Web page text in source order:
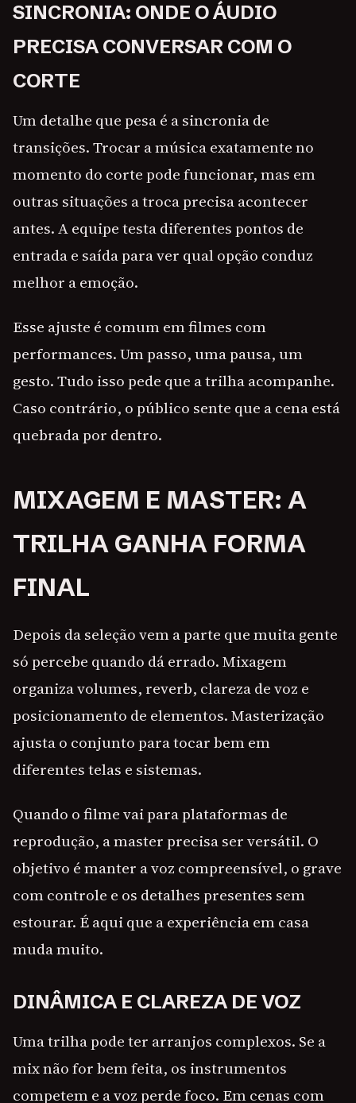
SINCRONIA: ONDE O ÁUDIO
PRECISA CONVERSAR COM O
CORTE
Um detalhe que pesa é a sincronia de
transições. Trocar a música exatamente no
momento do corte pode funcionar, mas em
outras situações a troca precisa acontecer
antes. A equipe testa diferentes pontos de
entrada e saída para ver qual opção conduz
melhor a emoção.
Esse ajuste é comum em filmes com
performances. Um passo, uma pausa, um
gesto. Tudo isso pede que a trilha acompanhe.
Caso contrário, o público sente que a cena está
quebrada por dentro.
MIXAGEM E MASTER: A
TRILHA GANHA FORMA
FINAL
Depois da seleção vem a parte que muita gente
só percebe quando dá errado. Mixagem
organiza volumes, reverb, clareza de voz e
posicionamento de elementos. Masterização
ajusta o conjunto para tocar bem em
diferentes telas e sistemas.
Quando o filme vai para plataformas de
reprodução, a master precisa ser versátil. O
objetivo é manter a voz compreensível, o grave
com controle e os detalhes presentes sem
estourar. É aqui que a experiência em casa
muda muito.
DINÂMICA E CLAREZA DE VOZ
Uma trilha pode ter arranjos complexos. Se a
mix não for bem feita, os instrumentos
competem e a voz perde foco. Em cenas com